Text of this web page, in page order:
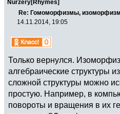
Nurzery[Rhymes]
Re: Гомоморфизмы,
14.11.2014, 19:05
Только вернулся.
алгебраические структуры
сложной структуры можно
простую. Например, в
повороты и вращения в их